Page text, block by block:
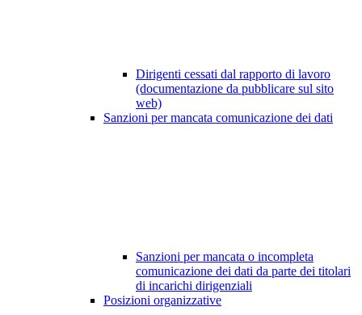
Dirigenti cessati dal rapporto di lavoro
(documentazione da pubblicare sul sito
web)
Sanzioni per mancata comunicazione dei dati
Sanzioni per mancata o incompleta
comunicazione dei dati da parte dei titolari
di incarichi dirigenziali
Posizioni organizzative